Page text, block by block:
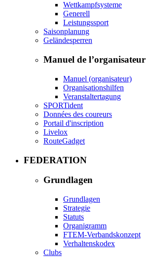
Wettkampfsysteme
Generell
Leistungssport
Saisonplanung
Geländesperren
Manuel de l’organisateur
Manuel (organisateur)
Organisationshilfen
Veranstaltertagung
SPORTident
Données des coureurs
Portail d'inscription
Livelox
RouteGadget
FEDERATION
Grundlagen
Grundlagen
Strategie
Statuts
Organigramm
FTEM-Verbandskonzept
Verhaltenskodex
Clubs